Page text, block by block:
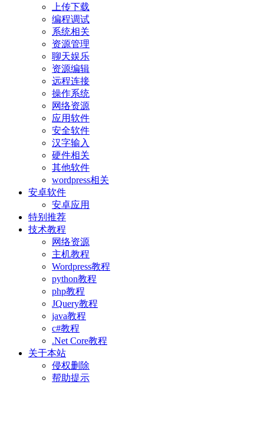
上传下载
编程调试
系统相关
资源管理
聊天娱乐
资源编辑
远程连接
操作系统
网络资源
应用软件
安全软件
汉字输入
硬件相关
其他软件
wordpress相关
安卓软件
安卓应用
特别推荐
技术教程
网络资源
主机教程
Wordpress教程
python教程
php教程
JQuery教程
java教程
c#教程
.Net Core教程
关于本站
侵权删除
帮助提示